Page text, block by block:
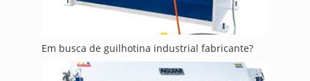
Em busca de guilhotina industrial fabricante?